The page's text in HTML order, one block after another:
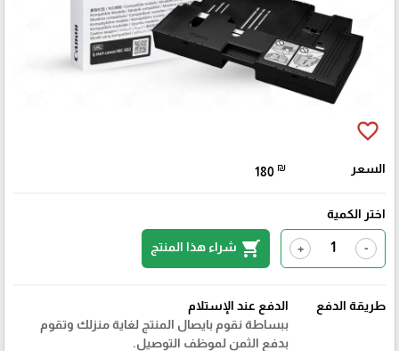
favorite_border
السعر 180 ₪
اختر الكمية
-
+
shopping_cart شراء هذا المنتج
طريقة الدفع
الدفع عند الإستلام
ببساطة نقوم بايصال المنتج لغاية منزلك وتقوم
بدفع الثمن لموظف التوصيل.